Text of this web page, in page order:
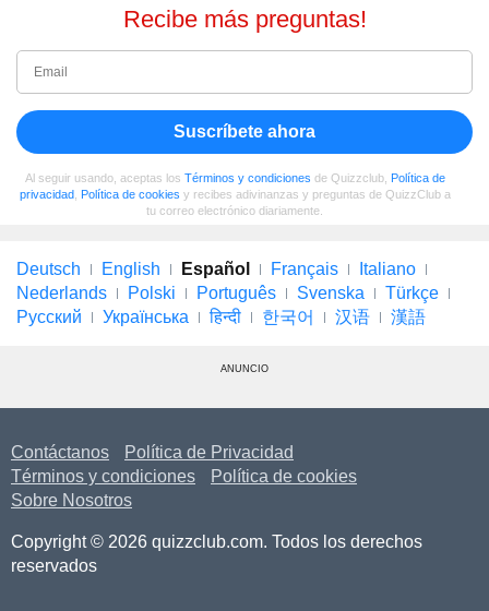
Recibe más preguntas!
Suscríbete ahora
Al seguir usando, aceptas los Términos y condiciones de Quizzclub, Política de
privacidad, Política de cookies y recibes adivinanzas y preguntas de QuizzClub a
tu correo electrónico diariamente.
Deutsch English Español Français
Italiano
Nederlands
Polski Português Svenska
Türkçe
Русский
Українська हिन्दी 한국어 汉语 漢語
ANUNCIO
Contáctanos
Política de Privacidad
Términos y condiciones
Política de cookies
Sobre Nosotros
Copyright © 2026 quizzclub.com. Todos los derechos
reservados